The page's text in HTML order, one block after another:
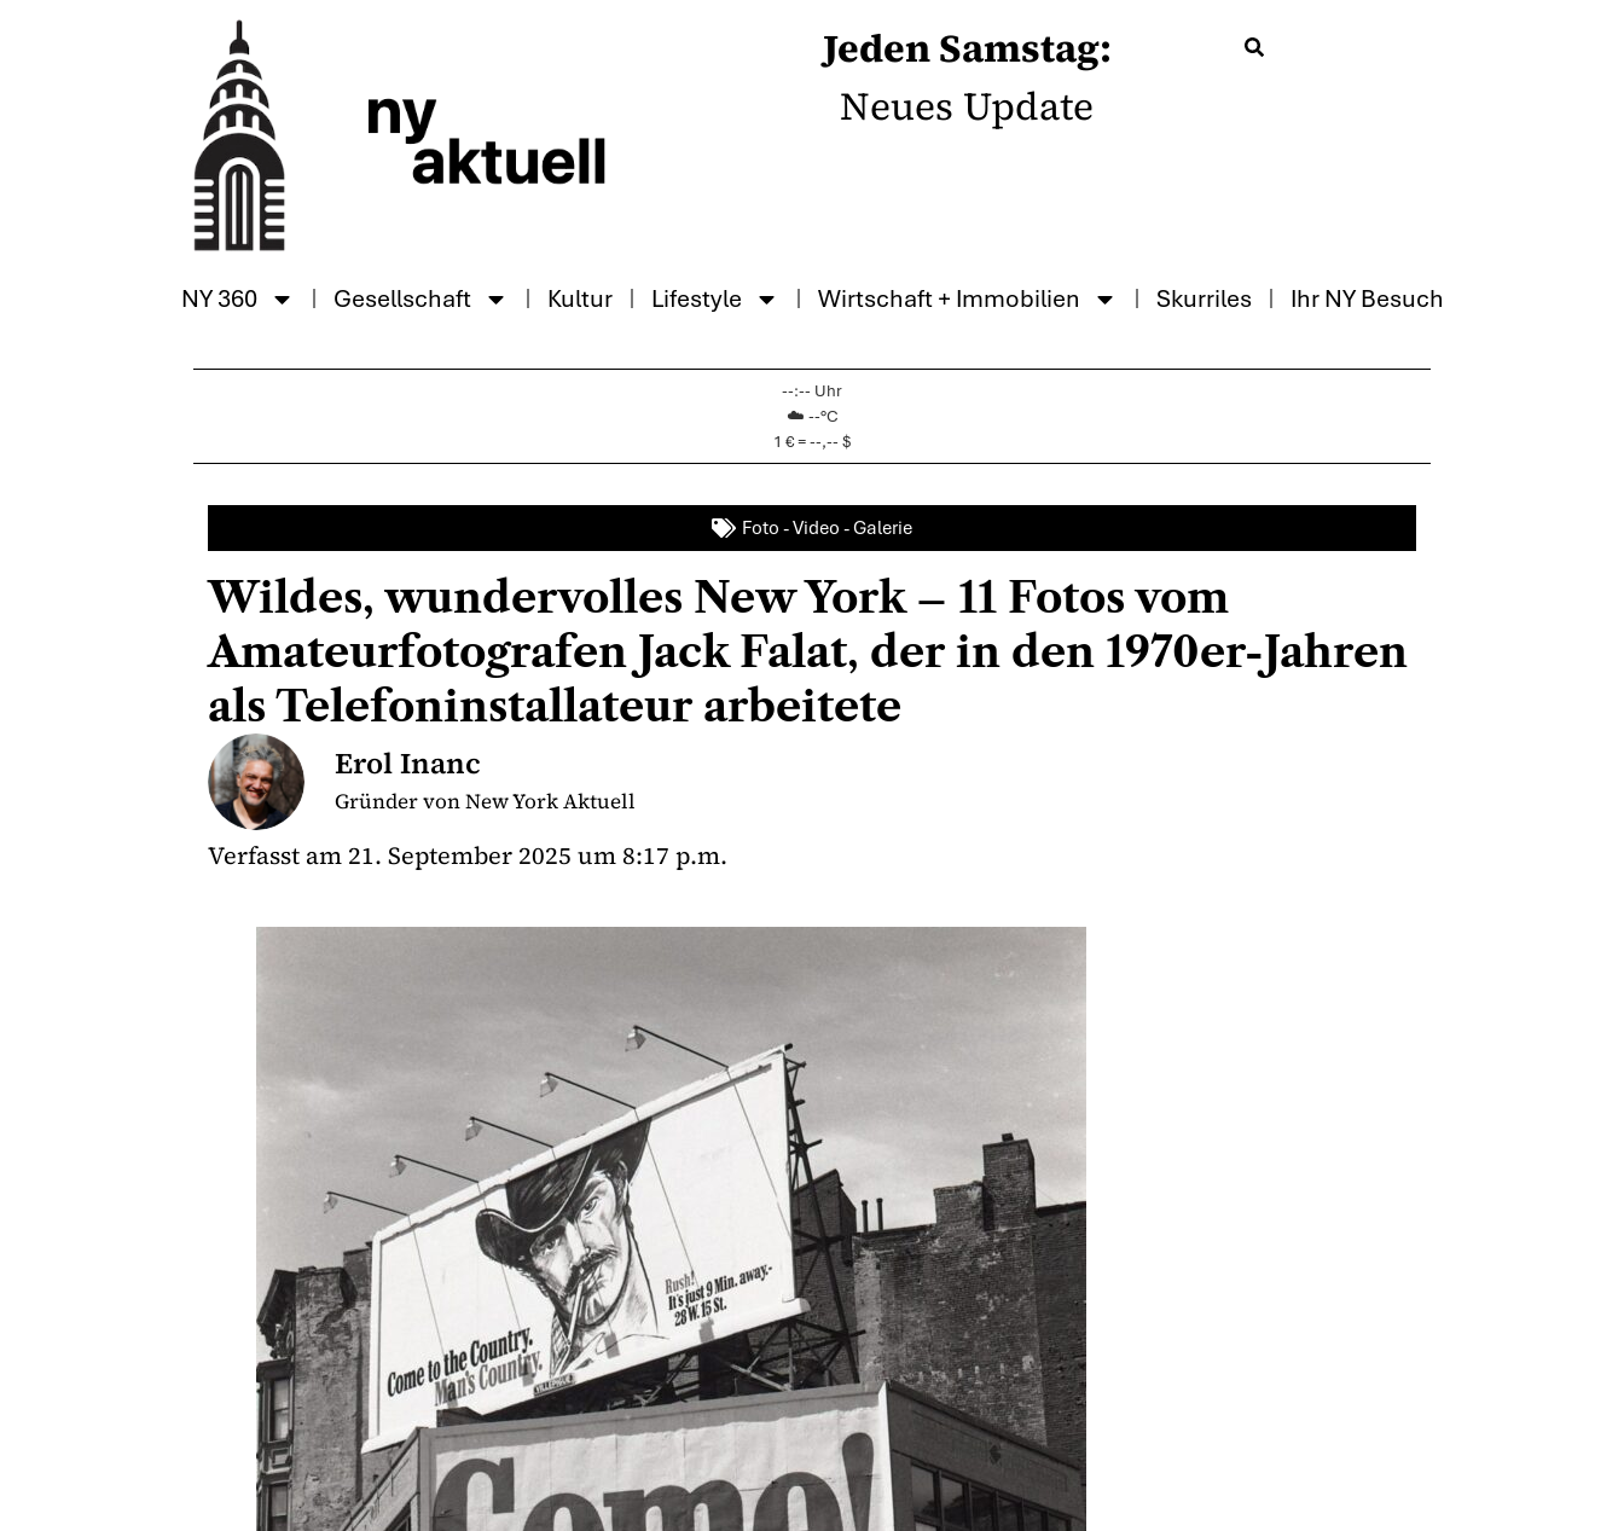
Jeden Samstag:
Neues Update
NY 360 Gesellschaft Kultur Lifestyle Wirtschaft + Immobilien Skurriles Ihr NY Besuch
--:-- Uhr
☁️ --°C
1 € = --,-- $
Foto - Video - Galerie
Wildes, wundervolles New York – 11 Fotos vom
Amateurfotografen Jack Falat, der in den 1970er-Jahren
als Telefoninstallateur arbeitete
Erol Inanc
Gründer von New York Aktuell
Verfasst am 21. September 2025 um 8:17 p.m.